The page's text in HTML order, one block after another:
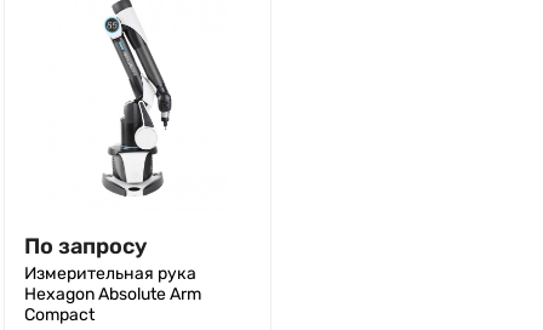
По запросу
Измерительная рука
Hexagon Absolute Arm
Compact